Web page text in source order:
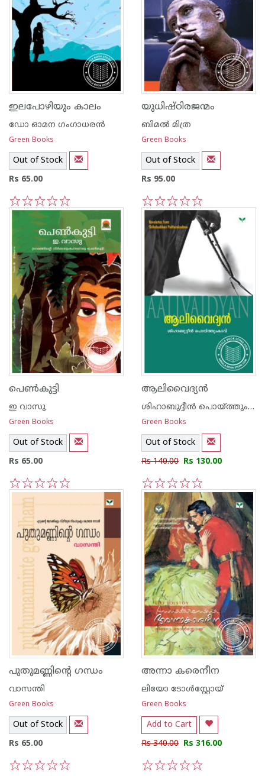
ഇലപോഴിയും കാലം
ഡോ ഓമന ഗംഗാധരന്‍
Green Books
Out of Stock
Rs 65.00
5
4
3
2
1
യുധിഷ്ഠിരജന്മം
ബിമല്‍ മിത്ര
Green Books
Out of Stock
Rs 95.00
5
4
3
2
1
പെണ്‍കുട്ടി
ഇ വാസു
Green Books
Out of Stock
Rs 65.00
5
4
3
2
1
ആലിവൈദ്യ‌ന്‍
ശിഹാബുദ്ദീന്‍ പൊയ്ത്തുംകടവ്
Green Books
Out of Stock
Rs 140.00 Rs 130.00
5
4
3
2
1
പുതുമണ്ണിന്റെ ഗന്ധം
വാസന്തി
Green Books
Out of Stock
Rs 65.00
അന്നാ കരെനീന
ലിയോ ടോള്‍സ്റ്റോയ്
Green Books
Add to Cart
Rs 340.00 Rs 316.00